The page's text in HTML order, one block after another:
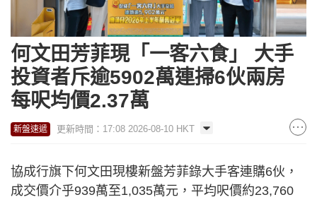
何文田芳菲現「一客六食」 大手
投資者斥逾5902萬連掃6伙兩房
每呎均價2.37萬
新盤速遞 更新時間：17:08 2026-08-10 HKT
協成行旗下何文田現樓新盤芳菲錄大手客連購6伙，
成交價介乎939萬至1,035萬元，平均呎價約23,760